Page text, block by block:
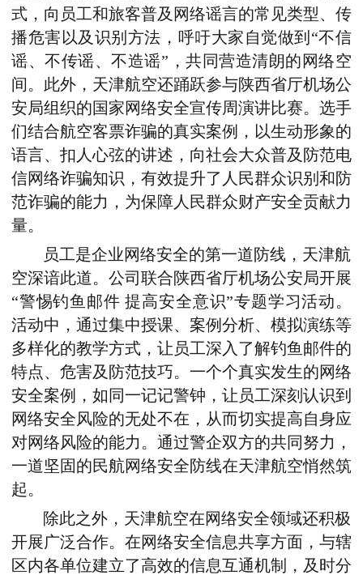
式，向员工和旅客普及网络谣言的常见类型、传
播危害以及识别方法，呼吁大家自觉做到“不信
谣、不传谣、不造谣”，共同营造清朗的网络空
间。此外，天津航空还踊跃参与陕西省厅机场公
安局组织的国家网络安全宣传周演讲比赛。选手
们结合航空客票诈骗的真实案例，以生动形象的
语言、扣人心弦的讲述，向社会大众普及防范电
信网络诈骗知识，有效提升了人民群众识别和防
范诈骗的能力，为保障人民群众财产安全贡献力
量。
员工是企业网络安全的第一道防线，天津航
空深谙此道。公司联合陕西省厅机场公安局开展
“警惕钓鱼邮件 提高安全意识”专题学习活动。
活动中，通过集中授课、案例分析、模拟演练等
多样化的教学方式，让员工深入了解钓鱼邮件的
特点、危害及防范技巧。一个个真实发生的网络
安全案例，如同一记记警钟，让员工深刻认识到
网络安全风险的无处不在，从而切实提高自身应
对网络风险的能力。通过警企双方的共同努力，
一道坚固的民航网络安全防线在天津航空悄然筑
起。
除此之外，天津航空在网络安全领域还积极
开展广泛合作。在网络安全信息共享方面，与辖
区内各单位建立了高效的信息互通机制，及时分